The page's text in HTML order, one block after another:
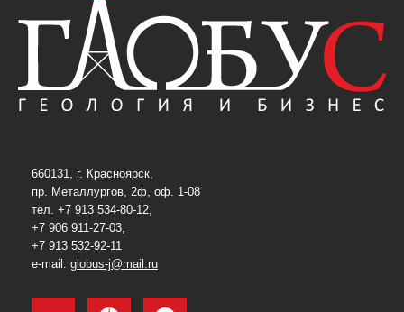
660131, г. Красноярск,
пр. Металлургов, 2ф, оф. 1-08
тел. +7 913 534-80-12,
+7 906 911-27-03,
+7 913 532-92-11
e-mail: globus-j@mail.ru